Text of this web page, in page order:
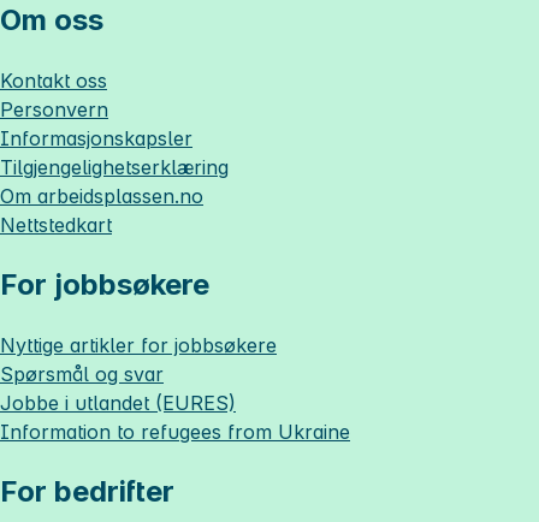
Om oss
Kontakt oss
Personvern
Informasjonskapsler
Tilgjengelighetserklæring
Om arbeidsplassen.no
Nettstedkart
For jobbsøkere
Nyttige artikler for jobbsøkere
Spørsmål og svar
Jobbe i utlandet (EURES)
Information to refugees from Ukraine
For bedrifter